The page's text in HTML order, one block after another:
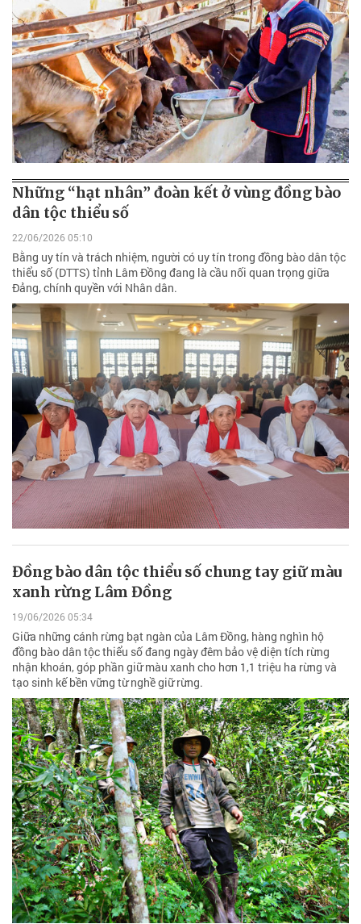
Những “hạt nhân” đoàn kết ở vùng đồng bào
dân tộc thiểu số
22/06/2026 05:10
Bằng uy tín và trách nhiệm, người có uy tín trong đồng bào dân tộc
thiểu số (DTTS) tỉnh Lâm Đồng đang là cầu nối quan trọng giữa
Đảng, chính quyền với Nhân dân.
Đồng bào dân tộc thiểu số chung tay giữ màu
xanh rừng Lâm Đồng
19/06/2026 05:34
Giữa những cánh rừng bạt ngàn của Lâm Đồng, hàng nghìn hộ
đồng bào dân tộc thiểu số đang ngày đêm bảo vệ diện tích rừng
nhận khoán, góp phần giữ màu xanh cho hơn 1,1 triệu ha rừng và
tạo sinh kế bền vững từ nghề giữ rừng.